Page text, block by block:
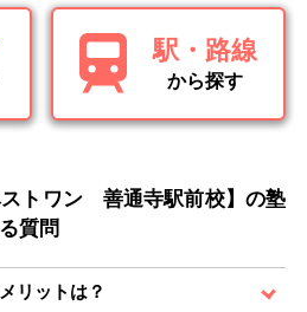
駅・路線
から探す
ストワン 善通寺駅前校】の塾
質問
リットは？